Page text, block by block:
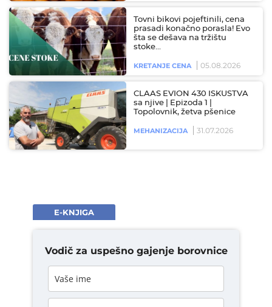
Tovni bikovi pojeftinili, cena
prasadi konačno porasla! Evo
šta se dešava na tržištu
stoke…
KRETANJE CENA 05.08.2026
CLAAS EVION 430 ISKUSTVA
sa njive | Epizoda 1 |
Topolovnik, žetva pšenice
MEHANIZACIJA 31.07.2026
E-KNJIGA
Vodič za uspešno gajenje borovnice